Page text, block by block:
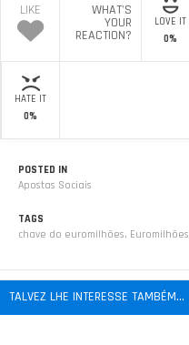
LIKE WHAT'S
YOUR
REACTION?
LOVE IT
0%
HATE IT
0%
POSTED IN
Apostas Sociais
TAGS
chave do euromilhões, Euromilhões
TALVEZ LHE INTERESSE TAMBÉM...